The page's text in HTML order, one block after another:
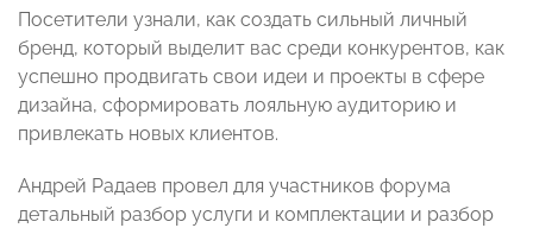
Посетители узнали, как создать сильный личный
бренд, который выделит вас среди конкурентов, как
успешно продвигать свои идеи и проекты в сфере
дизайна, сформировать лояльную аудиторию и
привлекать новых клиентов.
Андрей Радаев провел для участников форума
детальный разбор услуги и комплектации и разбор